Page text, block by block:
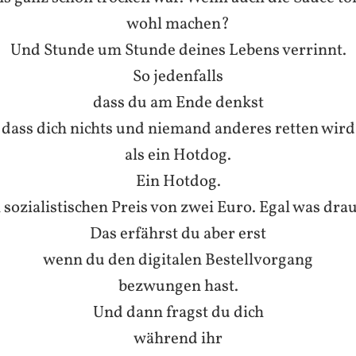
wohl machen?
Und Stunde um Stunde deines Lebens verrinnt.
So jedenfalls
dass du am Ende denkst
dass dich nichts und niemand anderes retten wird
als ein Hotdog.
Ein Hotdog.
Preis von zwei Euro. Egal was
Das erfährst du aber erst
wenn du den digitalen Bestellvorgang
bezwungen hast.
Und dann fragst du dich
während ihr